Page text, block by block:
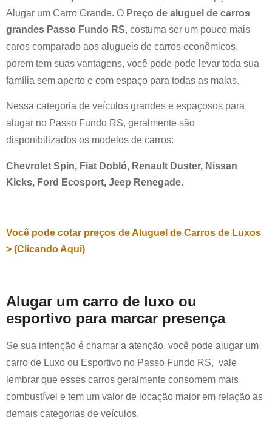
Alugar um Carro Grande. O Preço de aluguel de carros
grandes Passo Fundo RS, costuma ser um pouco mais
caros comparado aos alugueis de carros econômicos,
porem tem suas vantagens, você pode pode levar toda sua
família sem aperto e com espaço para todas as malas.
Nessa categoria de veículos grandes e espaçosos para
alugar no Passo Fundo RS, geralmente são
disponibilizados os modelos de carros:
Chevrolet Spin, Fiat Dobló, Renault Duster, Nissan
Kicks, Ford Ecosport, Jeep Renegade.
Você pode cotar preços de Aluguel de Carros de Luxos
> (Clicando Aqui)
Alugar um carro de luxo ou
esportivo para marcar presença
Se sua intenção é chamar a atenção, você pode alugar um
carro de Luxo ou Esportivo no Passo Fundo RS, vale
lembrar que esses carros geralmente consomem mais
combustível e tem um valor de locação maior em relação as
demais categorias de veículos.